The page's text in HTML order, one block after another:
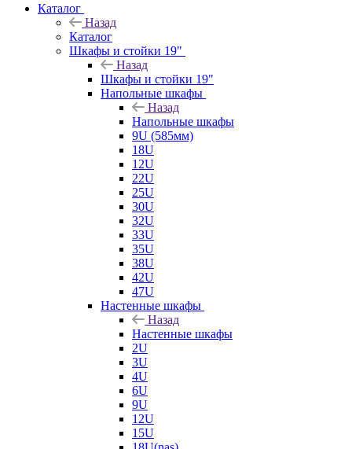
Каталог
Назад
Каталог
Шкафы и стойки 19"
Назад
Шкафы и стойки 19"
Напольные шкафы
Назад
Напольные шкафы
9U (585мм)
18U
12U
22U
25U
30U
32U
33U
35U
38U
42U
47U
Настенные шкафы
Назад
Настенные шкафы
2U
3U
4U
6U
9U
12U
15U